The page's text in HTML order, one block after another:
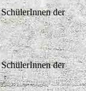
der
der